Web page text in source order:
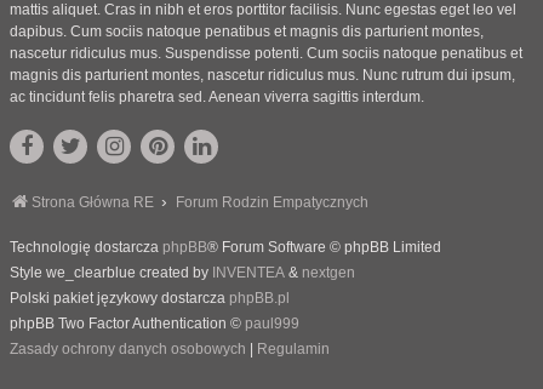
mattis aliquet. Cras in nibh et eros porttitor facilisis. Nunc egestas eget leo vel
dapibus. Cum sociis natoque penatibus et magnis dis parturient montes,
nascetur ridiculus mus. Suspendisse potenti. Cum sociis natoque penatibus et
magnis dis parturient montes, nascetur ridiculus mus. Nunc rutrum dui ipsum,
ac tincidunt felis pharetra sed. Aenean viverra sagittis interdum.
Strona Główna RE Forum Rodzin Empatycznych
Technologię dostarcza phpBB® Forum Software © phpBB Limited
Style we_clearblue created by INVENTEA & nextgen
Polski pakiet językowy dostarcza phpBB.pl
phpBB Two Factor Authentication © paul999
Zasady ochrony danych osobowych
Regulamin